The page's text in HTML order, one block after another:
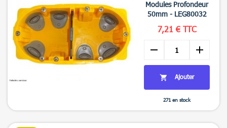

Modules Profondeur
50mm - LEG80032
7,21 € TTC
remove add
 Ajouter
271 en stock